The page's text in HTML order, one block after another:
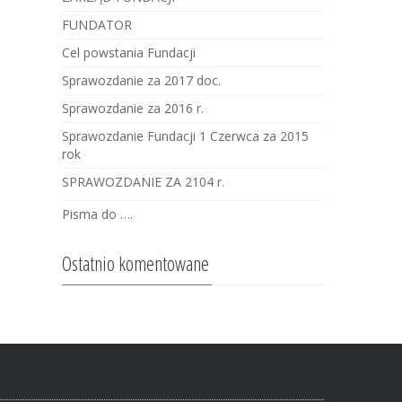
FUNDATOR
Cel powstania Fundacji
Sprawozdanie za 2017 doc.
Sprawozdanie za 2016 r.
Sprawozdanie Fundacji 1 Czerwca za 2015
rok
SPRAWOZDANIE ZA 2104 r.
Pisma do ….
Ostatnio komentowane